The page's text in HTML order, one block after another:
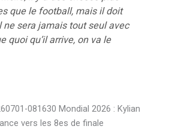
que le football, mais il doit
ne sera jamais tout seul avec
quoi qu’il arrive, on va le